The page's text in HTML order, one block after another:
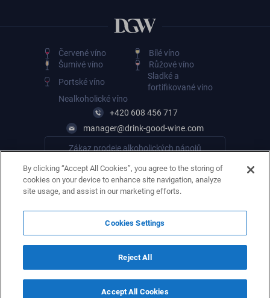
Červené víno
Bílé víno
Šumivé víno
Růžové víno
Portské víno
Sladké a
fortifikované vino
Nealkoholické víno
+420 608 456 717
manager@drink-good-wine.com
Zákaz prodeje alkoholických nápojů
By clicking “Accept All Cookies”, you agree to the storing of
cookies on your device to enhance site navigation, analyze
site usage, and assist in our marketing efforts.
Cookies Settings
Reject All
Accept All Cookies